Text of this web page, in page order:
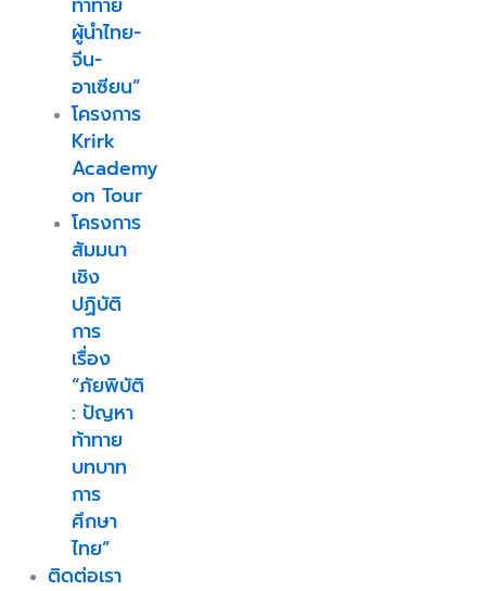
ผู้นำไทย-
จีน-
อาเซียน”
โครงการ
Krirk
Academy
on Tour
โครงการ
สัมมนา
เชิง
ปฏิบัติ
การ
เรื่อง
“ภัยพิบัติ
: ปัญหา
ท้าทาย
บทบาท
การ
ศึกษา
ไทย”
ติดต่อเรา